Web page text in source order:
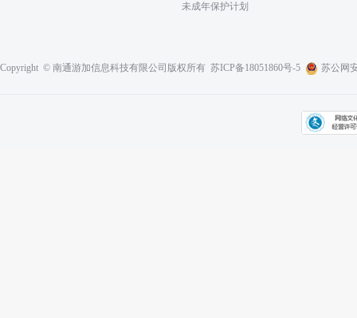
未成年保护计划
Copyright © 南通游加信息科技有限公司版权所有 苏ICP备18051860号-5 苏公网